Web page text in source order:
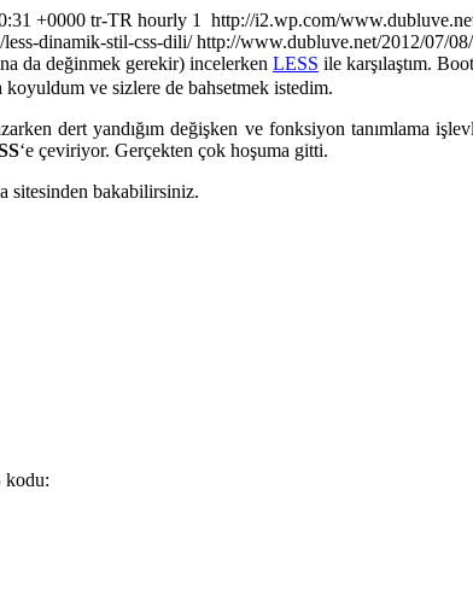
+0000 tr-TR hourly 1
http://i2.wp.com/
dinamik-stil-css-dili/http://www.dubluve.net/2012/07/
da değinmek gerekir) incelerken LESS ile karşılaştım.
koyuldum ve sizlere de bahsetmek istedim.
dert yandığım değişken ve fonksiyon tanımlama
‘e çeviriyor. Gerçekten çok hoşuma gitti.
sitesinden bakabilirsiniz.
kodu: